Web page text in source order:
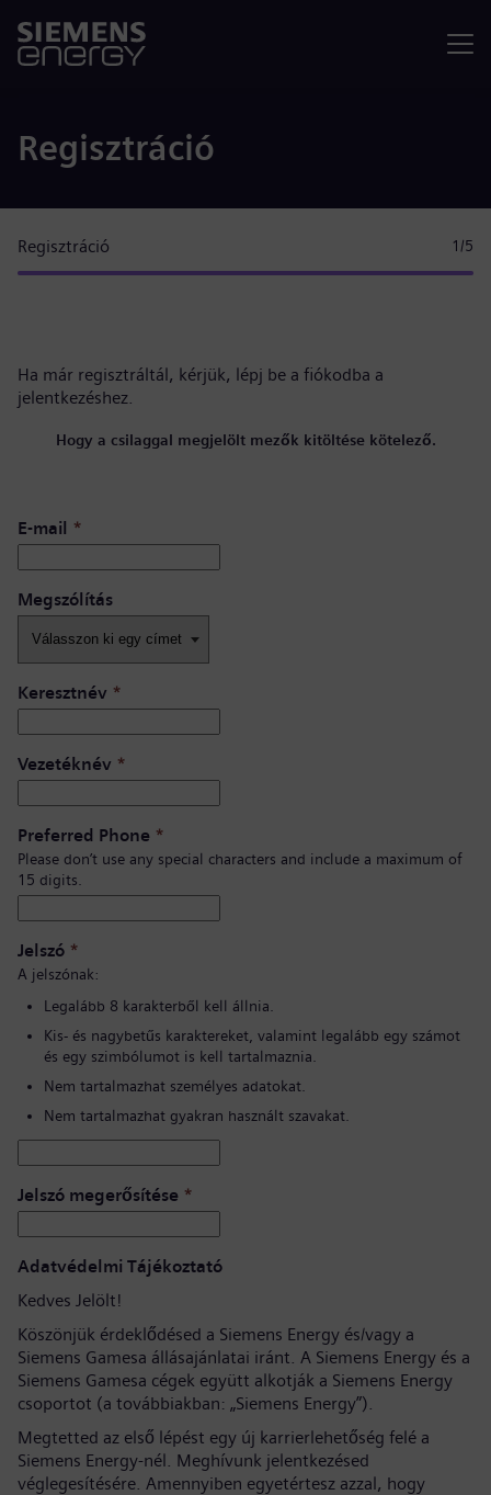
Regisztráció
Regisztráció 1 /5
Ha már regisztráltál, kérjük, lépj be a fiókodba a
jelentkezéshez.
Hogy a csilaggal megjelölt mezők kitöltése kötelező.
E-mail *
Megszólítás
Keresztnév *
Vezetéknév *
Preferred Phone *
Please don’t use any special characters and include a maximum of
15 digits.
Jelszó *
A jelszónak:
Legalább 8 karakterből kell állnia.
Kis- és nagybetűs karaktereket, valamint legalább egy számot
és egy szimbólumot is kell tartalmaznia.
Nem tartalmazhat személyes adatokat.
Nem tartalmazhat gyakran használt szavakat.
Jelszó megerősítése *
Adatvédelmi Tájékoztató
Kedves Jelölt!
Köszönjük érdeklődésed a Siemens Energy és/vagy a
Siemens Gamesa állásajánlatai iránt. A Siemens Energy és a
Siemens Gamesa cégek együtt alkotják a Siemens Energy
csoportot (a továbbiakban: „Siemens Energy”).
Megtetted az első lépést egy új karrierlehetőség felé a
Siemens Energy-nél. Meghívunk jelentkezésed
véglegesítésére. Amennyiben egyetértesz azzal, hogy